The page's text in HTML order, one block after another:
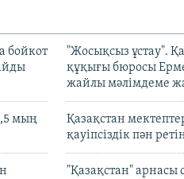
бойкот
"Жосықсыз ұстау".
құқығы бюросы
жайлы мәлімдеме
мың
Қазақстан
қауіпсіздік пән
"Қазақстан" арнасы